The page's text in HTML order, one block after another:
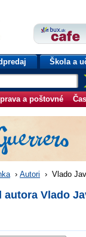
Škola a
a poštovné
› Autori › Vlado
autora Vlado